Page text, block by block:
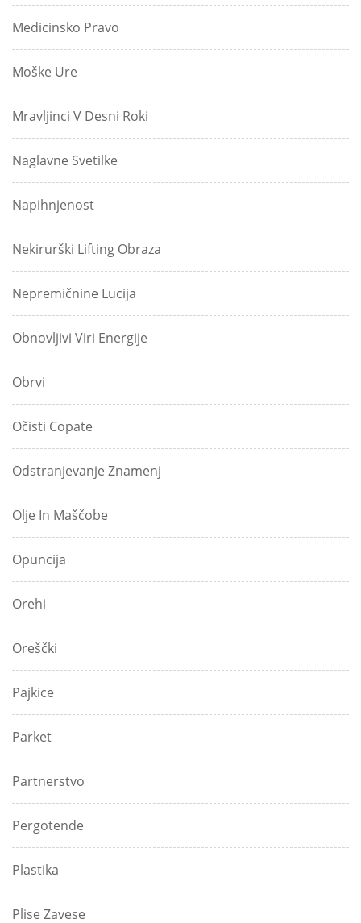
Medicinsko Pravo
Moške Ure
Mravljinci V Desni Roki
Naglavne Svetilke
Napihnjenost
Nekirurški Lifting Obraza
Nepremičnine Lucija
Obnovljivi Viri Energije
Obrvi
Očisti Copate
Odstranjevanje Znamenj
Olje In Maščobe
Opuncija
Orehi
Oreščki
Pajkice
Parket
Partnerstvo
Pergotende
Plastika
Plise Zavese